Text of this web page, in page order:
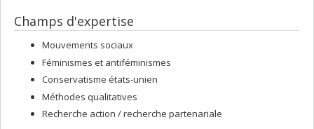
Champs d'expertise
Mouvements sociaux
Féminismes et antiféminismes
Conservatisme états-unien
Méthodes qualitatives
Recherche action / recherche partenariale